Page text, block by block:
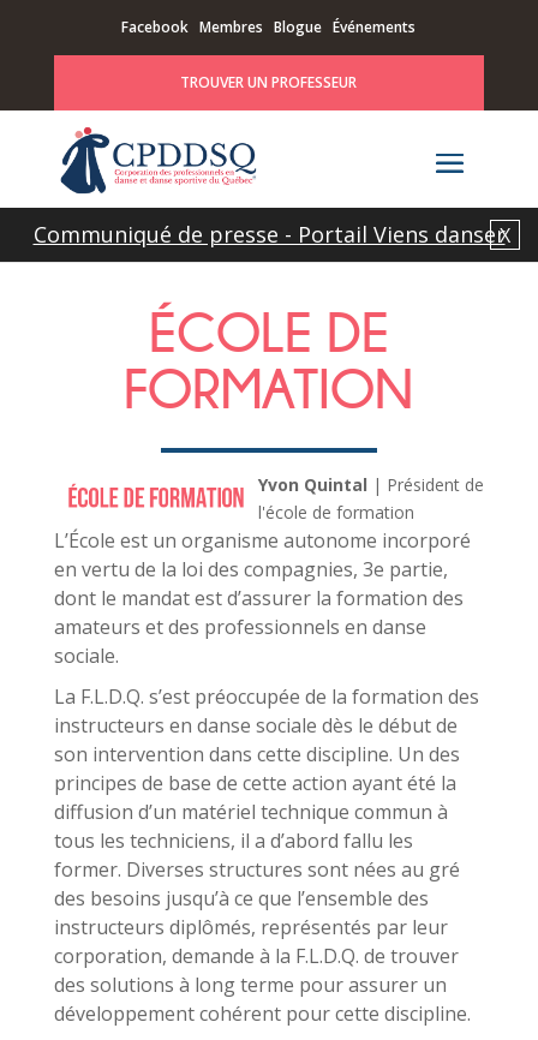
Facebook Membres Blogue Événements
TROUVER UN PROFESSEUR
Communiqué de presse - Portail Viens danserX
ÉCOLE DE
FORMATION
Yvon Quintal | Président de
l'école de formation
L’École est un organisme autonome incorporé
en vertu de la loi des compagnies, 3e partie,
dont le mandat est d’assurer la formation des
amateurs et des professionnels en danse
sociale.
La F.L.D.Q. s’est préoccupée de la formation des
instructeurs en danse sociale dès le début de
son intervention dans cette discipline. Un des
principes de base de cette action ayant été la
diffusion d’un matériel technique commun à
tous les techniciens, il a d’abord fallu les
former. Diverses structures sont nées au gré
des besoins jusqu’à ce que l’ensemble des
instructeurs diplômés, représentés par leur
corporation, demande à la F.L.D.Q. de trouver
des solutions à long terme pour assurer un
développement cohérent pour cette discipline.